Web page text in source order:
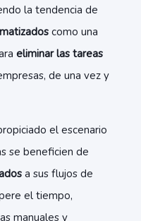
la tendencia de
como una
eliminar las tareas
de una vez y
el escenario
se beneficien de
a sus flujos de
el tiempo,
manuales y